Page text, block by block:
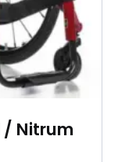
/ Nitrum